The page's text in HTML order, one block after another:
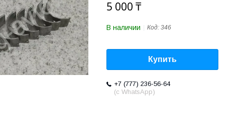
5 000 ₸
В наличии Код: 346
Купить
+7 (777) 236-56-64
(с WhatsApp)